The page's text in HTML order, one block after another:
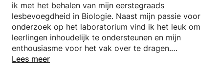
ik met het behalen van mijn eerstegraads
lesbevoegdheid in Biologie. Naast mijn passie voor
onderzoek op het laboratorium vind ik het leuk om
leerlingen inhoudelijk te ondersteunen en mijn
enthousiasme voor het vak over te dragen.
Inmiddels heb ik meer dan 20 studenten geholpen
Lees meer